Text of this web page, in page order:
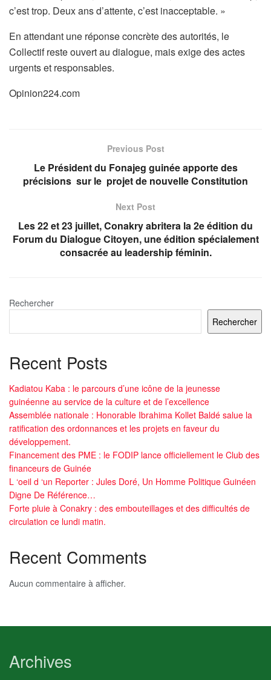
c’est trop. Deux ans d’attente, c’est inacceptable. »
En attendant une réponse concrète des autorités, le
Collectif reste ouvert au dialogue, mais exige des actes
urgents et responsables.
Opinion224.com
Previous Post
Le Président du Fonajeg guinée apporte des
précisions sur le projet de nouvelle Constitution
Next Post
Les 22 et 23 juillet, Conakry abritera la 2e édition du
Forum du Dialogue Citoyen, une édition spécialement
consacrée au leadership féminin.
Rechercher
Rechercher
Recent Posts
Kadiatou Kaba : le parcours d’une icône de la jeunesse
guinéenne au service de la culture et de l’excellence
Assemblée nationale : Honorable Ibrahima Kollet Baldé salue la
ratification des ordonnances et les projets en faveur du
développement.
Financement des PME : le FODIP lance officiellement le Club des
financeurs de Guinée
L ‘oeil d ‘un Reporter : Jules Doré, Un Homme Politique Guinéen
Digne De Référence…
Forte pluie à Conakry : des embouteillages et des difficultés de
circulation ce lundi matin.
Recent Comments
Aucun commentaire à afficher.
Archives